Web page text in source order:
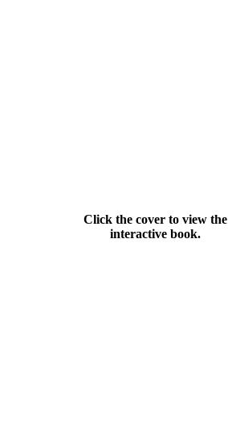
Click the cover to view the
interactive book.